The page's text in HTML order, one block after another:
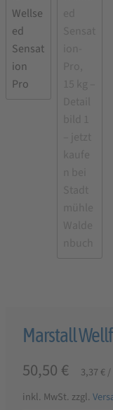
Marstall
50,50 € 3,37 €/
inkl. MwSt. zzgl.